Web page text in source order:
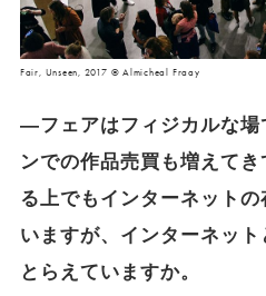
Fair, Unseen, 2017 © Almicheal Fraay
―フェアはフィジカルな場
ンでの作品売買も増えて
る上でもインターネット
いますが、インターネッ
とらえていますか。